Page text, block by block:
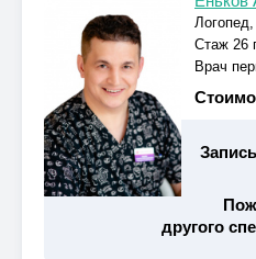
Стаж 26
Врач
другого